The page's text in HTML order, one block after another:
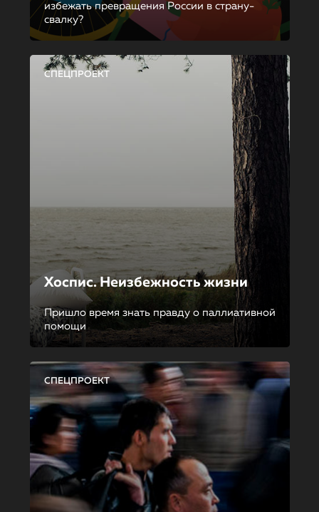
избежать превращения России в страну-
свалку?
СПЕЦПРОЕКТ
Хоспис. Неизбежность жизни
Пришло время знать правду о паллиативной
помощи
СПЕЦПРОЕКТ